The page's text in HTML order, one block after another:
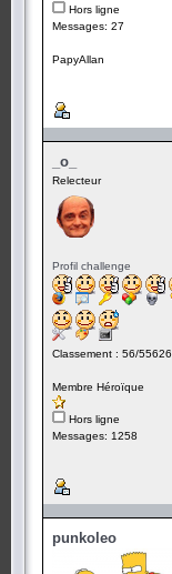
Hors ligne
Messages: 27
PapyAllan
_o_
Relecteur
Profil challenge
Classement : 56/55626
Membre Héroïque
Hors ligne
Messages: 1258
punkoleo